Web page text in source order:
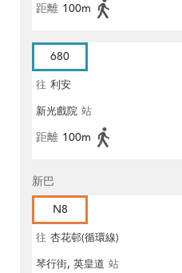
距離 100m
680
往 利安
新光戲院 站
距離 100m
新巴
N8
往 杏花邨(循環線)
琴行街, 英皇道 站